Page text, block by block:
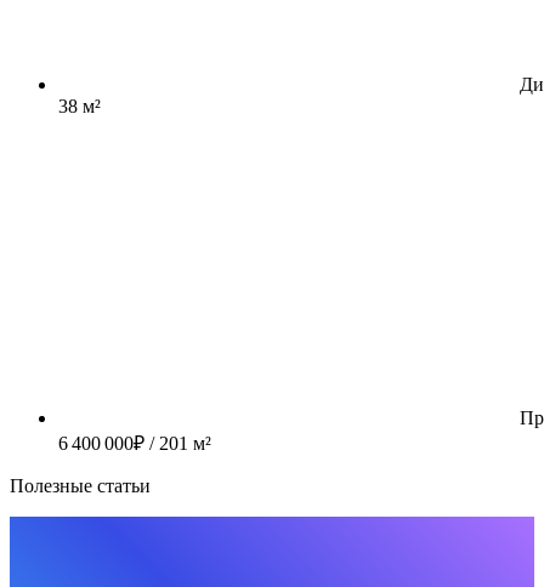
38 м²
6 400 000₽ / 201 м²
Полезные статьи